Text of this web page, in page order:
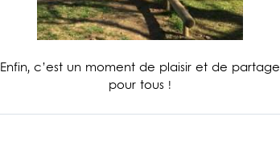
Enfin, c’est un moment de plaisir et de partage
pour tous !